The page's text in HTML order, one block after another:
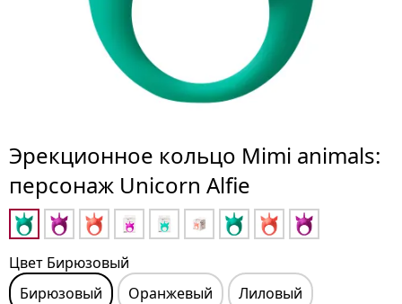
Эрекционное кольцо Mimi animals:
персонаж Unicorn Alfie
Цвет Бирюзовый
Бирюзовый
Оранжевый Лиловый